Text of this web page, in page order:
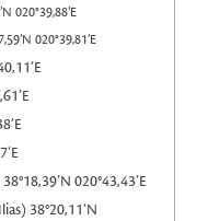
020°39,88’E
020°39,81’E
020°43,43’E
38°20,11’N